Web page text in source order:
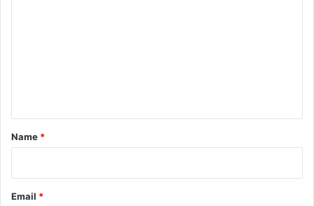
*
Name *
Email *